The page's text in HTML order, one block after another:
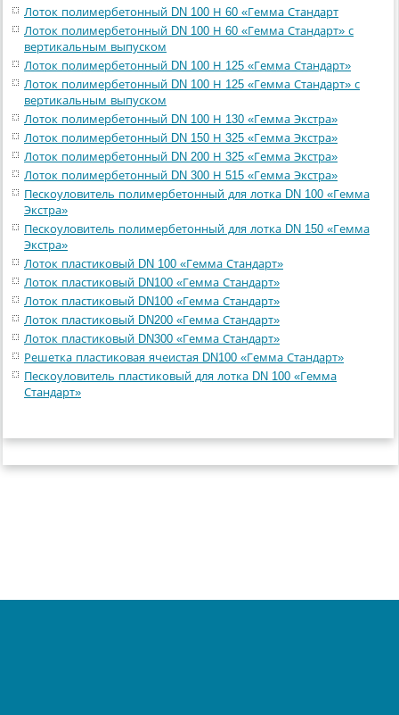
Лоток полимербетонный DN 100 Н 60 «Гемма Стандарт
Лоток полимербетонный DN 100 Н 60 «Гемма Стандарт» с
вертикальным выпуском
Лоток полимербетонный DN 100 Н 125 «Гемма Стандарт»
Лоток полимербетонный DN 100 Н 125 «Гемма Стандарт» с
вертикальным выпуском
Лоток полимербетонный DN 100 Н 130 «Гемма Экстра»
Лоток полимербетонный DN 150 Н 325 «Гемма Экстра»
Лоток полимербетонный DN 200 Н 325 «Гемма Экстра»
Лоток полимербетонный DN 300 Н 515 «Гемма Экстра»
Пескоуловитель полимербетонный для лотка DN 100 «Гемма
Экстра»
Пескоуловитель полимербетонный для лотка DN 150 «Гемма
Экстра»
Лоток пластиковый DN 100 «Гемма Стандарт»
Лоток пластиковый DN100 «Гемма Стандарт»
Лоток пластиковый DN100 «Гемма Стандарт»
Лоток пластиковый DN200 «Гемма Стандарт»
Лоток пластиковый DN300 «Гемма Стандарт»
Решетка пластиковая ячеистая DN100 «Гемма Стандарт»
Пескоуловитель пластиковый для лотка DN 100 «Гемма
Стандарт»